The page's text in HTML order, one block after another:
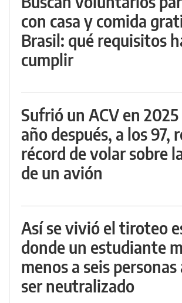
con casa y comida
Brasil: qué requisitos
cumplir
Sufrió un ACV en
año después, a los 97,
récord de volar sobre
de un avión
Así se vivió el tiroteo
donde un estudiante
menos a seis
ser neutralizado